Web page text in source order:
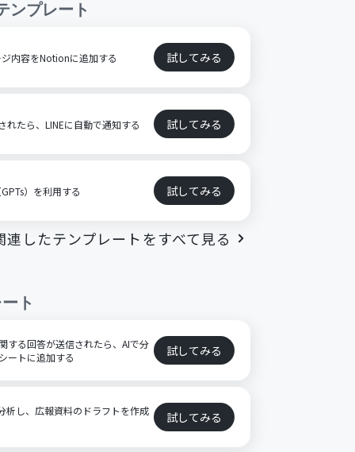
ンプレート
内容をNotionに追加する 試してみる
たら、LINEに自動で通知する 試してみる
）を利用する 試してみる
連したテンプレートをすべて見る
ト
する回答が送信されたら、AIで分
ートに追加する
試してみる
析し、広報資料のドラフトを作成 試してみる